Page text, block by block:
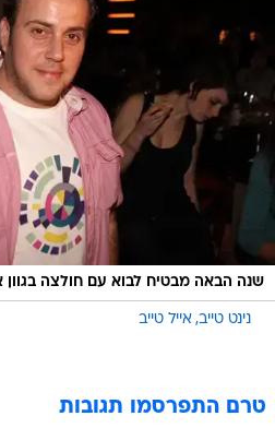
שנה הבאה מבטיח לבוא עם חולצה בגוון
נינט טייב אייל טייב
טרם התפרסמו תגובות